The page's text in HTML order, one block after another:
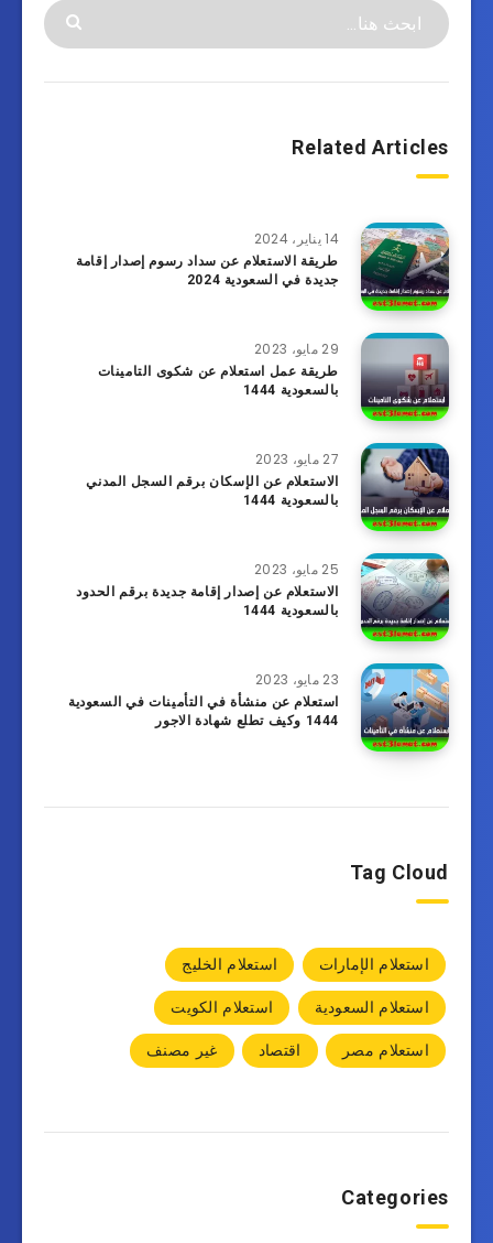
Related Articles
14 يناير، 2024
طريقة الاستعلام عن سداد رسوم إصدار إقامة
جديدة في السعودية 2024
29 مايو، 2023
طريقة عمل استعلام عن شكوى التامينات
بالسعودية 1444
27 مايو، 2023
الاستعلام عن الإسكان برقم السجل المدني
بالسعودية 1444
25 مايو، 2023
الاستعلام عن إصدار إقامة جديدة برقم الحدود
بالسعودية 1444
23 مايو، 2023
استعلام عن منشأة في التأمينات في السعودية
1444 وكيف تطلع شهادة الاجور
Tag Cloud
استعلام الإمارات
استعلام الخليج
استعلام السعودية
استعلام الكويت
استعلام مصر
اقتصاد غير مصنف
Categories